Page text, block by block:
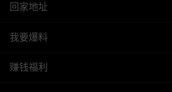
回家地址
我要爆料
赚钱福利